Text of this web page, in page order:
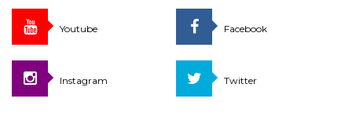
Youtube Facebook
Instagram Twitter